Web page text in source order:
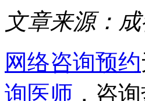
文章来源：
网络咨询预约
询医师 ，咨